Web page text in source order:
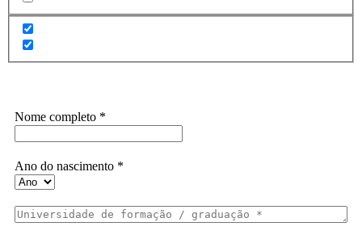
Nome completo *
Ano do nascimento *